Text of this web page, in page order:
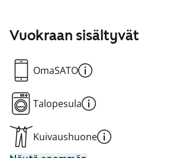
Vuokraan sisältyvät
OmaSATO
Talopesula
Kuivaushuone